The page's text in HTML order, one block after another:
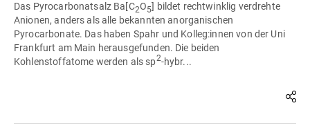
Das Pyrocarbonatsalz Ba[C2O5] bildet rechtwinklig verdrehte
Anionen, anders als alle bekannten anorganischen
Pyrocarbonate. Das haben Spahr und Kolleg:innen von der Uni
Frankfurt am Main herausgefunden. Die beiden
Kohlenstoffatome werden als sp2-hybr...